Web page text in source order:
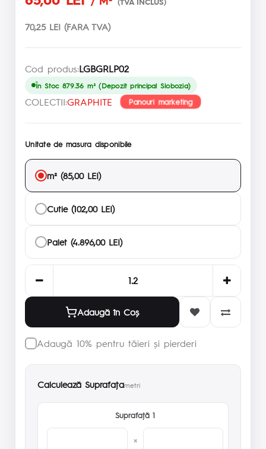
70,25 LEI (FARA TVA)
Cod produs:LGBGRLP02
În Stoc 879.36 m² (Depozit principal Slobozia)
COLECTII:GRAPHITE Panouri marketing
Unitate de masura disponibile
m² (85,00 LEI)
Cutie (102,00 LEI)
Palet (4.896,00 LEI)
Adaugă în Coş
Adaugă 10% pentru tăieri și pierderi
Calculează Suprafaţametri
Suprafaţă 1
×